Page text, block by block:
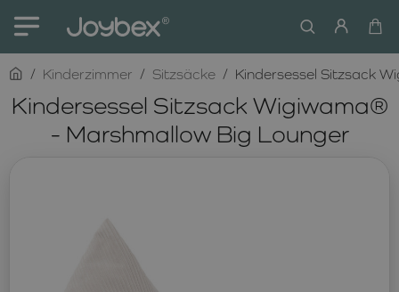
Kindersessel Sitzsack Wigiwama®
- Marshmallow Big Lounger
homeKinderzimmer Sitzsäcke Kindersessel Sitzsack